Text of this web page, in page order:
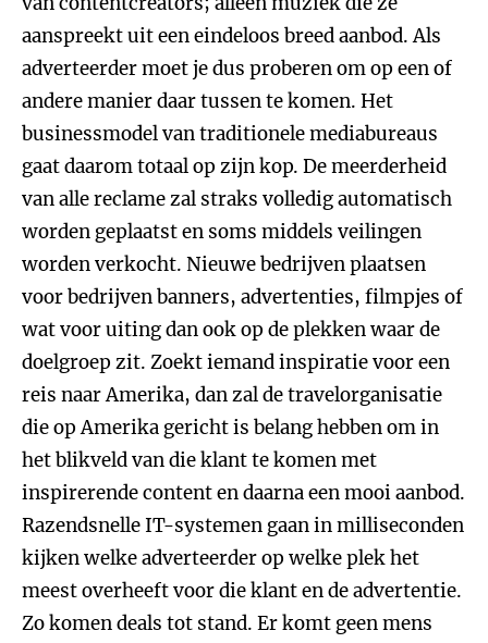
aanspreekt uit een eindeloos breed aanbod. Als
adverteerder moet je dus proberen om op een of
andere manier daar tussen te komen. Het
businessmodel van traditionele mediabureaus
gaat daarom totaal op zijn kop. De meerderheid
van alle reclame zal straks volledig automatisch
worden geplaatst en soms middels veilingen
worden verkocht. Nieuwe bedrijven plaatsen
voor bedrijven banners, advertenties, filmpjes of
wat voor uiting dan ook op de plekken waar de
doelgroep zit. Zoekt iemand inspiratie voor een
reis naar Amerika, dan zal de travelorganisatie
die op Amerika gericht is belang hebben om in
het blikveld van die klant te komen met
inspirerende content en daarna een mooi aanbod.
Razendsnelle IT-systemen gaan in milliseconden
kijken welke adverteerder op welke plek het
meest overheeft voor die klant en de advertentie.
Zo komen deals tot stand. Er komt geen mens